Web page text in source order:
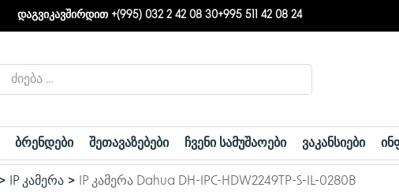
დაგვიკავშირდით +(995) 032 2 42 08 30+995 511 42 08 24
ბრენდები შეთავაზებები ჩვენი სამუშაოები ვაკანსიები
IP კამერა IP კამერა Dahua DH-IPC-HDW2249TP-S-IL-0280B